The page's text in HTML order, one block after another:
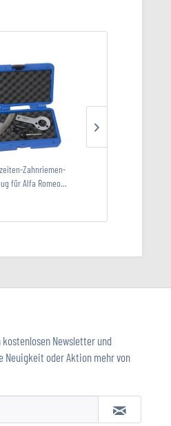
Zahnriemen-
für Alfa Romeo...
kostenlosen Newsletter und
Neuigkeit oder Aktion mehr von